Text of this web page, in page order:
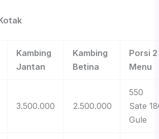
Kambing
Jantan
Kambing
Betina
Porsi 2
Menu
3.500.000 2.500.000
550
Sate
Gule